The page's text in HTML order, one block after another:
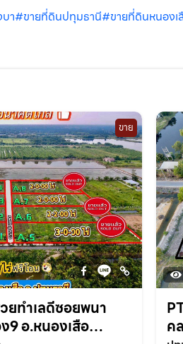
า#ขายที่ดินปทุมธานี#ขายที่ดินหนองเ
ขาย
ยทำเลดีซอยพนา
9 อ.หนองเสือ
ค